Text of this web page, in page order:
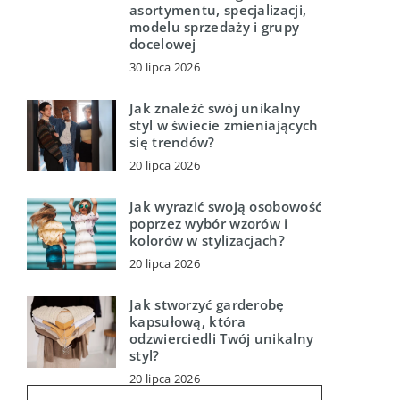
asortymentu, specjalizacji,
modelu sprzedaży i grupy
docelowej
30 lipca 2026
Jak znaleźć swój unikalny
styl w świecie zmieniających
się trendów?
20 lipca 2026
Jak wyrazić swoją osobowość
poprzez wybór wzorów i
kolorów w stylizacjach?
20 lipca 2026
Jak stworzyć garderobę
kapsułową, która
odzwierciedli Twój unikalny
styl?
20 lipca 2026